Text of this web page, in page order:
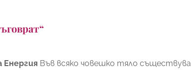
Във всяко човешко тяло съществува